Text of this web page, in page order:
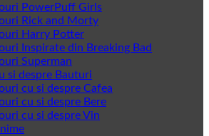
PowerPuff Girls
Rick and Morty
Harry Potter
Inspirate din Breaking Bad
Superman
si despre Bauturi
cu si despre Cafea
cu si despre Bere
cu si despre Vin